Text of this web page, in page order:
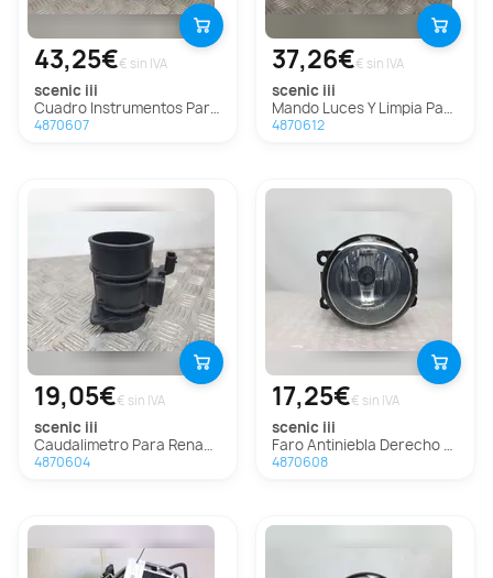
43,25€€ sin IVA
scenic iii
Cuadro Instrumentos Para Renault Scenic Iii
4870607
37,26€€ sin IVA
scenic iii
Mando Luces Y Limpia Para Renault Scenic Iii
4870612
19,05€€ sin IVA
scenic iii
Caudalimetro Para Renault Scenic Iii
4870604
17,25€€ sin IVA
scenic iii
Faro Antiniebla Derecho Para Renault Scenic Iii
4870608